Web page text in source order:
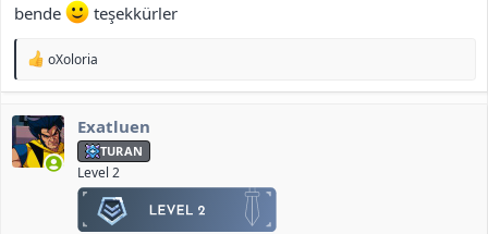
bende
teşekkürler
T
p
i
l
e
oXoloria
Exatluen
TURAN
Level 2